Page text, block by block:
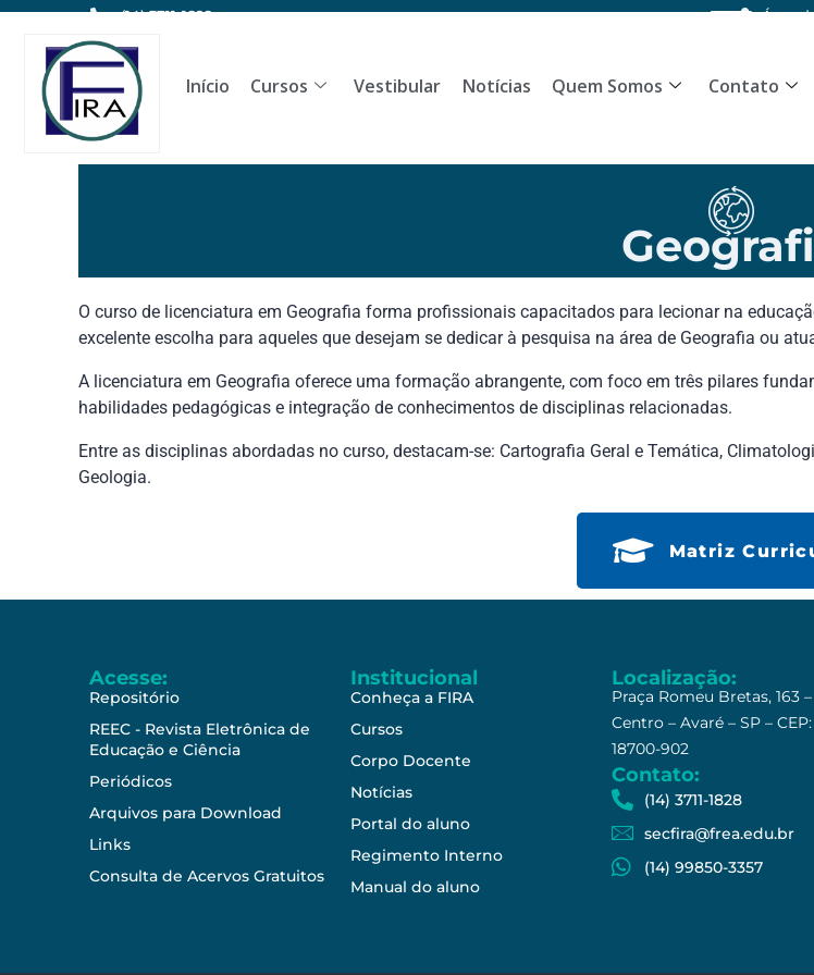
(14) 3711-1828 Área
Início Cursos Vestibular Notícias Quem Somos Contato
O curso de licenciatura em Geografia forma profissionais capacitados para lecionar na
excelente escolha para aqueles que desejam se dedicar à pesquisa na área de Geografia ou
A licenciatura em Geografia oferece uma formação abrangente, com foco em três pilares
habilidades pedagógicas e integração de conhecimentos de disciplinas relacionadas.
Entre as disciplinas abordadas no curso, destacam-se: Cartografia Geral e Temática,
Geologia.
Matriz
Acesse:
Repositório
REEC - Revista Eletrônica de
Educação e Ciência
Periódicos
Arquivos para Download
Links
Consulta de Acervos Gratuitos
Institucional
Conheça a FIRA
Cursos
Corpo Docente
Notícias
Portal do aluno
Regimento Interno
Manual do aluno
Localização:
Praça Romeu Bretas, 163 –
Centro – Avaré – SP – CEP:
18700-902
Contato:
(14) 3711-1828
secfira@frea.edu.br
(14) 99850-3357